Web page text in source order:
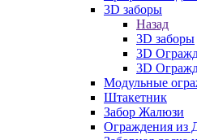
3D заборы
Назад
3D заборы
3D
3D
Модульные
Штакетник
Забор Жалюзи
Ограждения из